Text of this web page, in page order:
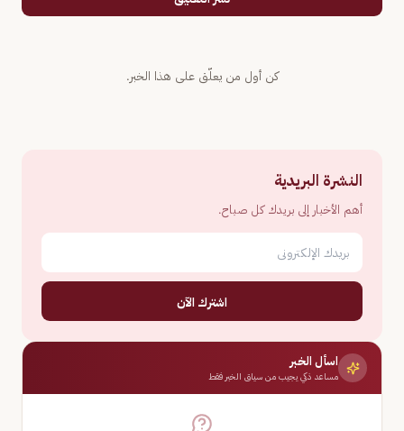
كن أول من يعلّق على هذا الخبر.
النشرة البريدية
أهم الأخبار إلى بريدك كل صباح.
اشترك الآن
اسأل الخبر
مساعد ذكي يجيب من سياق الخبر فقط